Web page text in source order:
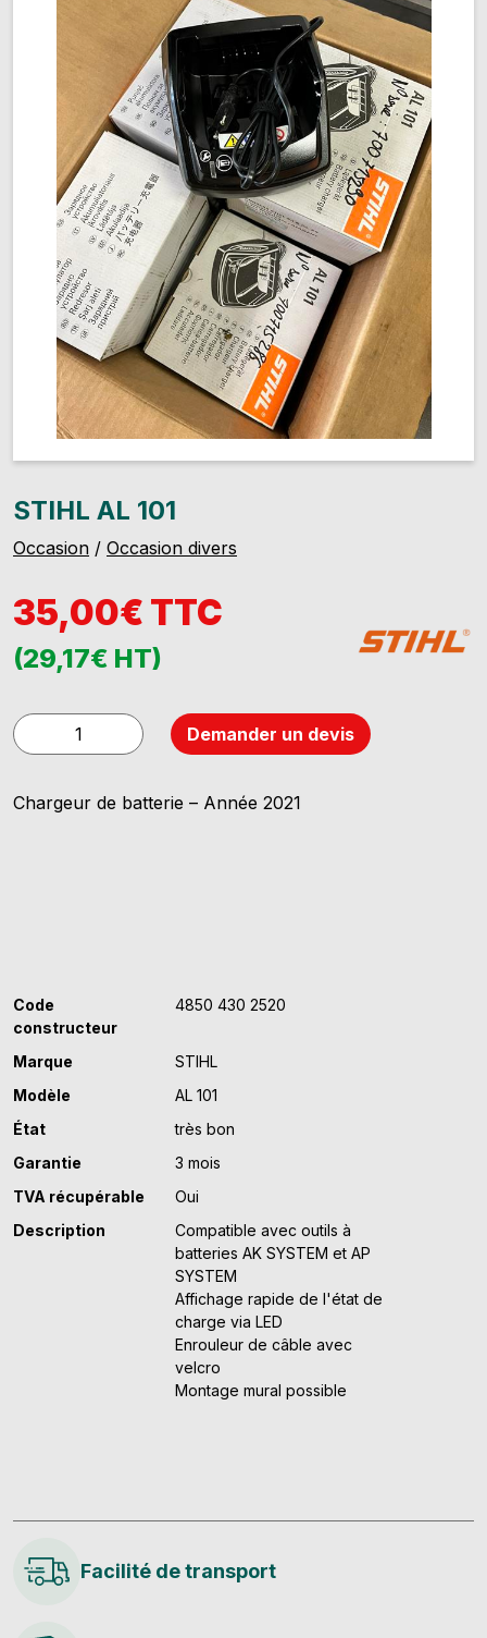
STIHL AL 101
Occasion / Occasion divers
35,00€ TTC
(29,17€ HT)
quantité
de
AL
Demander un devis
Chargeur de batterie – Année 2021
Code
constructeur
4850 430 2520
Marque
STIHL
Modèle
AL 101
État
très bon
Garantie
3 mois
TVA récupérable
Oui
Description
Compatible avec outils à
batteries AK SYSTEM et AP
SYSTEM
Affichage rapide de l'état de
charge via LED
Enrouleur de câble avec
velcro
Montage mural possible
Facilité de transport